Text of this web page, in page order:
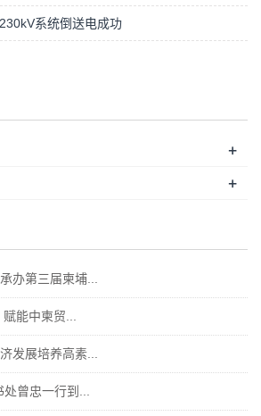
系统倒送电成功
+
+
办第三届柬埔...
能中柬贸...
发展培养高素...
曾忠一行到...